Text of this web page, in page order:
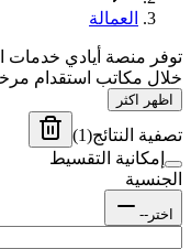
العمالة
توفر منصة أيادي
خلال مكاتب استقدام
اظهر اكثر
تصفية النتائج(
1
)
إمكانية التقسيط
الجنسية
اختر--